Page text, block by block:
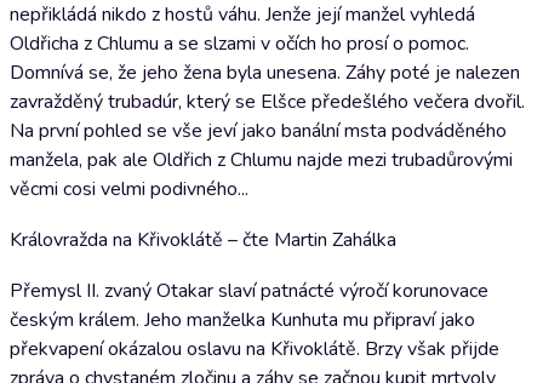
nepřikládá nikdo z hostů váhu. Jenže její manžel vyhledá
Oldřicha z Chlumu a se slzami v očích ho prosí o pomoc.
Domnívá se, že jeho žena byla unesena. Záhy poté je nalezen
zavražděný trubadúr, který se Elšce předešlého večera dvořil.
Na první pohled se vše jeví jako banální msta podváděného
manžela, pak ale Oldřich z Chlumu najde mezi trubadůrovými
věcmi cosi velmi podivného...
Královražda na Křivoklátě – čte Martin Zahálka
Přemysl II. zvaný Otakar slaví patnácté výročí korunovace
českým králem. Jeho manželka Kunhuta mu připraví jako
překvapení okázalou oslavu na Křivoklátě. Brzy však přijde